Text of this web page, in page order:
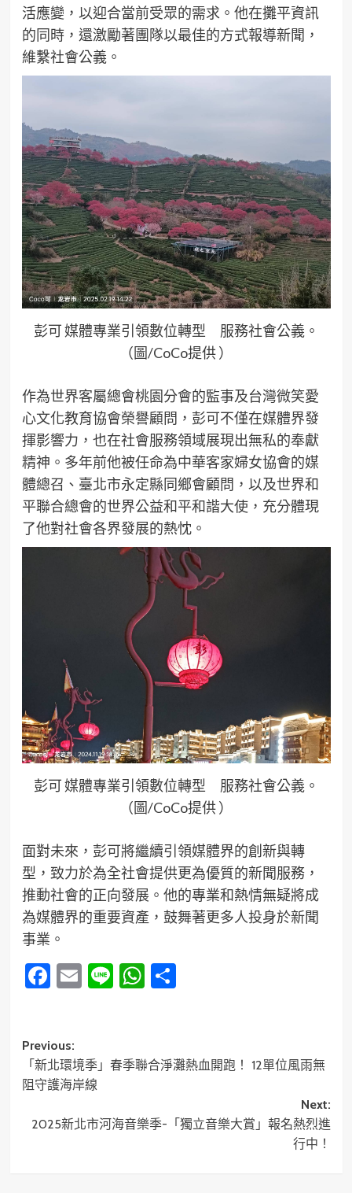
活應變，以迎合當前受眾的需求。他在攤平資訊
的同時，還激勵著團隊以最佳的方式報導新聞，
維繫社會公義。
彭可 媒體專業引領數位轉型 服務社會公義。
（圖/CoCo提供 ）
作為世界客屬總會桃園分會的監事及台灣微笑愛
心文化教育協會榮譽顧問，彭可不僅在媒體界發
揮影響力，也在社會服務領域展現出無私的奉獻
精神。多年前他被任命為中華客家婦女協會的媒
體總召、臺北市永定縣同鄉會顧問，以及世界和
平聯合總會的世界公益和平和諧大使，充分體現
了他對社會各界發展的熱忱。
彭可 媒體專業引領數位轉型 服務社會公義。
（圖/CoCo提供 ）
面對未來，彭可將繼續引領媒體界的創新與轉
型，致力於為全社會提供更為優質的新聞服務，
推動社會的正向發展。他的專業和熱情無疑將成
為媒體界的重要資產，鼓舞著更多人投身於新聞
事業。
Facebook
Email
LineWhatsApp
分
Post
navigation
Previous:
「新北環境季」春季聯合淨灘熱血開跑！ 12單位風雨無
阻守護海岸線
Next:
2025新北市河海音樂季-「獨立音樂大賞」報名熱烈進
行中！